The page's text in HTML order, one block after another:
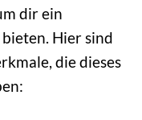
dir ein
Hier sind
die dieses